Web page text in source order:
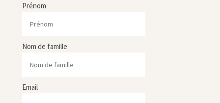
Prénom
Nom de famille
Email